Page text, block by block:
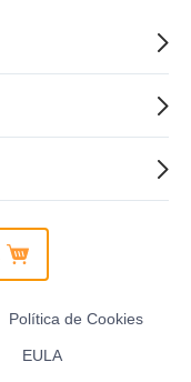
Política de Cookies
EULA